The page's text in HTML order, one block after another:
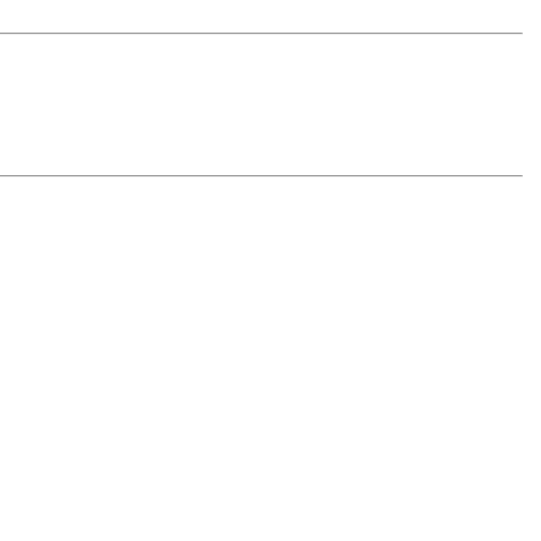
Vipps, Klarna och Google Pay.
debiteras kortet/fakturan.